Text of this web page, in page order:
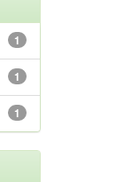
1
1
1